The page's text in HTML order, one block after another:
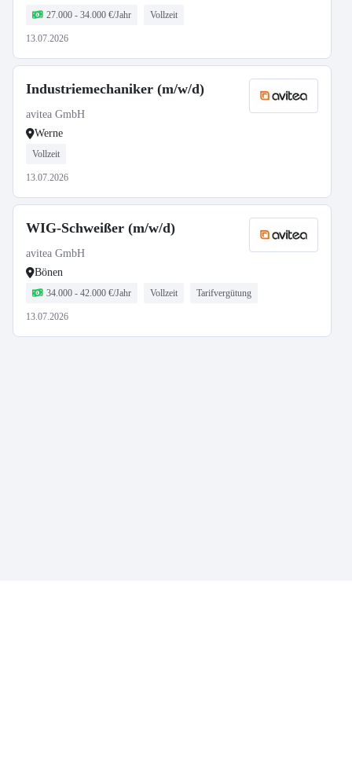
27.000 - 34.000 €/Jahr Vollzeit
13.07.2026
Industriemechaniker (m/w/d)
avitea GmbH
Werne
Vollzeit
13.07.2026
WIG-Schweißer (m/w/d)
avitea GmbH
Bönen
34.000 - 42.000 €/Jahr Vollzeit Tarifvergütung
13.07.2026